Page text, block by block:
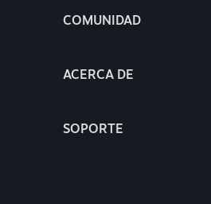
COMUNIDAD
ACERCA DE
SOPORTE